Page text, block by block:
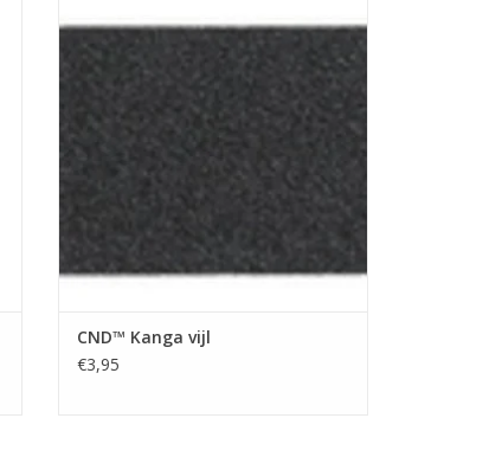
CND™ Kanga vijl.
TOEVOEGEN AAN WINKELWAGEN
CND™ Kanga vijl
€3,95